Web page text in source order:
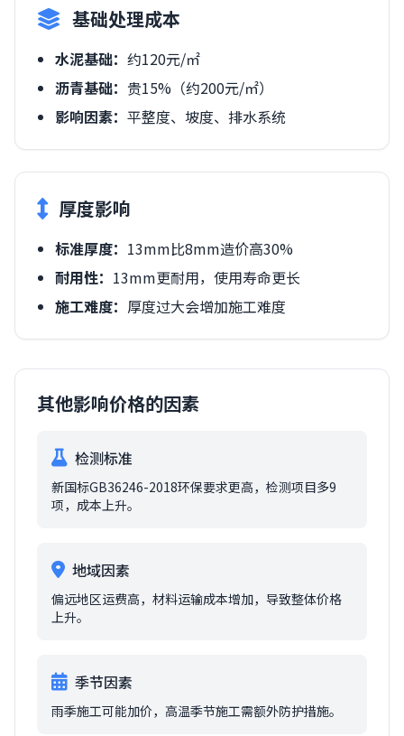
基础处理成本
水泥基础： 约120元/㎡
沥青基础： 贵15%（约200元/㎡）
影响因素： 平整度、坡度、排水系统
厚度影响
标准厚度： 13mm比8mm造价高30%
耐用性： 13mm更耐用，使用寿命更长
施工难度： 厚度过大会增加施工难度
其他影响价格的因素
检测标准
新国标GB36246-2018环保要求更高，检测项目多9
项，成本上升。
地域因素
偏远地区运费高，材料运输成本增加，导致整体价格
上升。
季节因素
雨季施工可能加价，高温季节施工需额外防护措施。